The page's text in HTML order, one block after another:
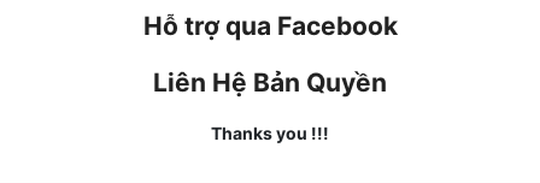
Phong Thủy - Tâm Linh
Hỗ trợ qua Facebook
Liên Hệ Bản Quyền
Thanks you !!!